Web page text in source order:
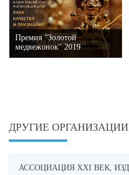
Премия "Золотой
медвежонок" 2019
ДРУГИЕ ОРГАНИЗАЦИИ
АССОЦИАЦИЯ XXI ВЕК,